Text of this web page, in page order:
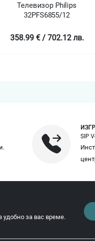
Телевизор Philips
32PFS6855/12
358.99 € / 702.12 лв.
SIP
удобно за вас време.